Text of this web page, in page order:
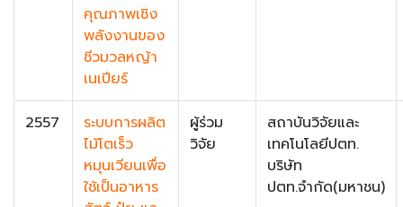
คุณภาพเชิง
พลังงานของ
ชีวมวลหญ้า
เนเปียร์
2557
ระบบการผลิต
ไม้โตเร็ว
หมุนเวียนเพื่อ
ใช้เป็นอาหาร
ผู้ร่วม
วิจัย
สถาบันวิจัยและ
เทคโนโลยีปตท.
บริษัท
ปตท.จำกัด(มหาชน)